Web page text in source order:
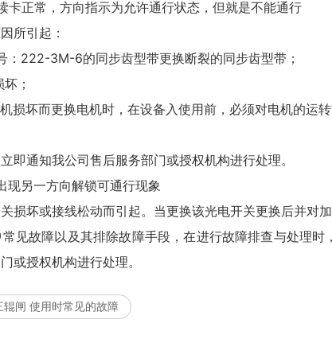
卡正常，方向指示为允许通行状态，但就是不能通行
所引起：
222-3M-6的同步齿型带更换断裂的同步齿型带；
；
损坏而更换电机时，在设备入使用前，必须对电机的运转
即通知我公司售后服务部门或授权机构进行处理。
现另一方向解锁可通行现象
损坏或接线松动而引起。当更换该光电开关更换后并对
见故障以及其排除故障手段，在进行故障排查与处理
或授权机构进行处理。
闸 使用时常见的故障